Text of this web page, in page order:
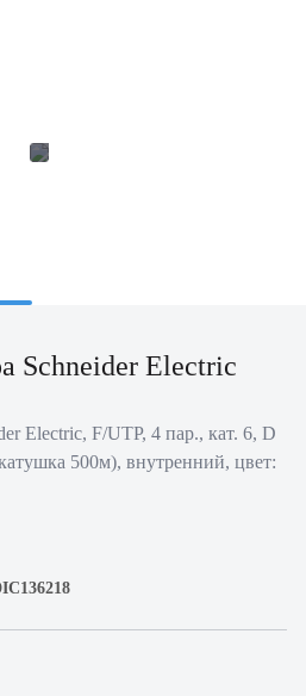
Schneider Electric
Electric, F/UTP, 4 пар., кат. 6, D
500м), внутренний, цвет: